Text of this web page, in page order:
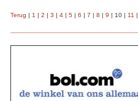
Terug | 1 | 2 | 3 | 4 | 5 | 6 | 7 | 8 | 9 | 10 | 11